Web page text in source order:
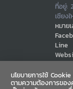
ที่อยู่:
เชียง
หมา
Line
นโยบายการใช้
ตามความต้องการขอ